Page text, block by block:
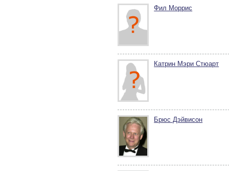
Фил Моррис
Катрин Мэри Стюарт
Брюс Дэйвисон